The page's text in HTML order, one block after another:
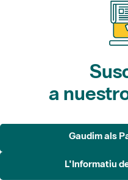
a
Gaudim als
L'Informatiu